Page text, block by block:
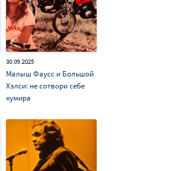
30.09.2025
Малыш Фаусс и Большой
Хэлси: не сотвори себе
кумира